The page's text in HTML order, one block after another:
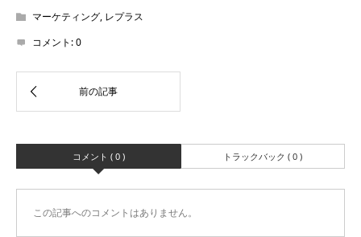
マーケティング, レプラス
コメント:0
コメント ( 0 ) トラックバック ( 0 )
この記事へのコメントはありません。